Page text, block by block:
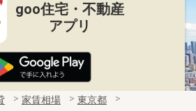
goo住宅・不動産
アプリ
家賃相場
東京都